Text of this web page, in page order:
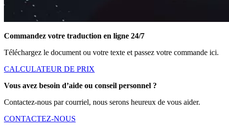
Commandez votre traduction en ligne 24/7
Téléchargez le document ou votre texte et passez votre commande ici.
CALCULATEUR DE PRIX
Vous avez besoin d’aide ou conseil personnel ?
Contactez-nous par courriel, nous serons heureux de vous aider.
CONTACTEZ-NOUS